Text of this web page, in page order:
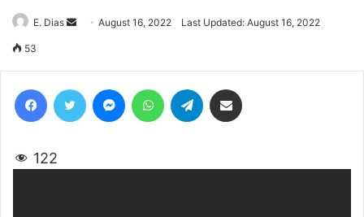
E. Dias
SendAugust 16, 2022 Last Updated: August 16, 2022
53
122